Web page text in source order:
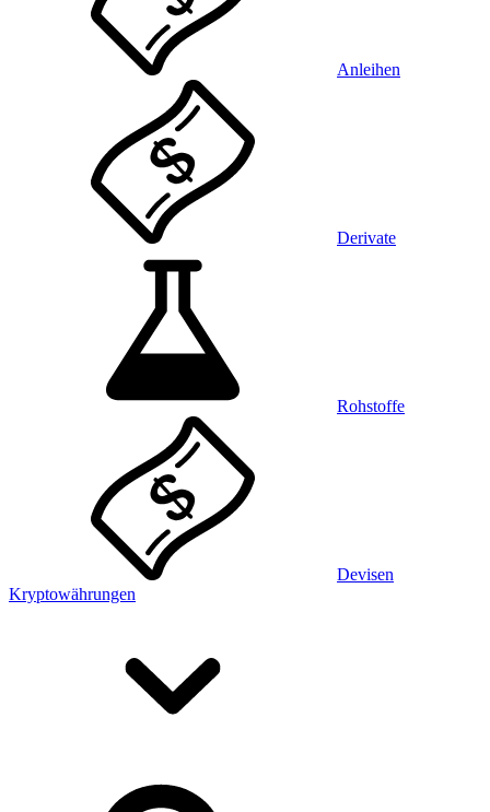
Anleihen
Derivate
Rohstoffe
Devisen
Kryptowährungen